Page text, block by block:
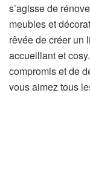
s’agisse de
meubles et
rêvée de créer un
accueillant et
compromis et de
vous aimez tous